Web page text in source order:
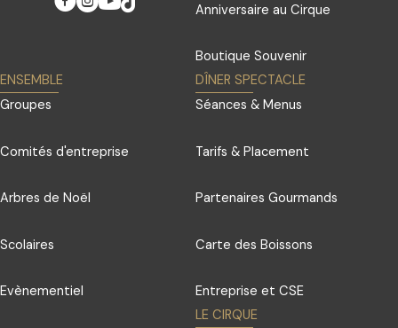
Anniversaire au Cirque
Boutique Souvenir
ENSEMBLE
Groupes
Comités d'entreprise
Arbres de Noël
Scolaires
Evènementiel
DÎNER SPECTACLE
Séances & Menus
Tarifs & Placement
Partenaires Gourmands
Carte des Boissons
Entreprise et CSE
LE CIRQUE